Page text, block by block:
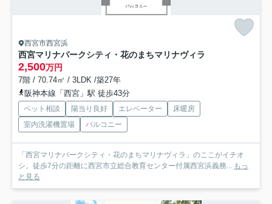
西宮市西宮浜
西宮マリナパークシティ・花のまちマリナヴィラ
2,500万円
7階 / 70.74㎡ / 3LDK /築27年
阪神本線「西宮」駅 徒歩43分
ペット相談 陽当り良好 エレベーター
床暖房
室内洗濯機置場
バルコニー
「西宮マリナパークシティ・花のまちマリナヴィラ」のここがイチオ
シ。徒歩7分の距離に西宮市立総合教育センター付属西宮浜義務... もっ
と見る